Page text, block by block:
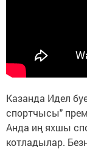
Казанда Идел
спортчысы"
Анда иң яхшы
котладылар.